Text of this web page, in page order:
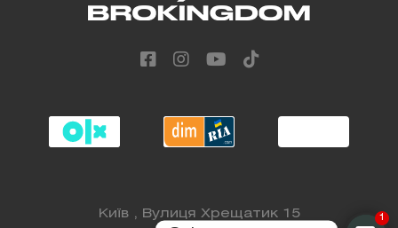
Київ , Вулиця Хрещатик 15 1